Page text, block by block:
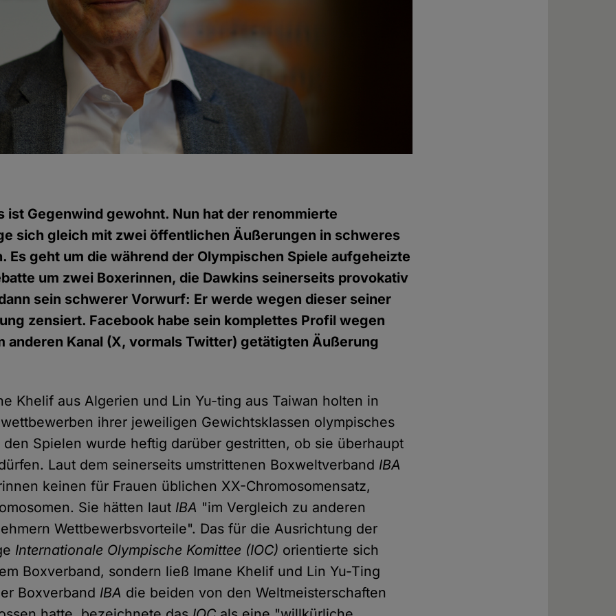
ist Gegenwind gewohnt. Nun hat der renommierte
sich gleich mit zwei öffentlichen Äußerungen in schweres
Es geht um die während der Olympischen Spiele aufgeheizte
um zwei Boxerinnen, die Dawkins seinerseits provokativ
sein schwerer Vorwurf: Er werde wegen dieser seiner
zensiert. Facebook habe sein komplettes Profil wegen
anderen Kanal (X, vormals Twitter) getätigten Äußerung
Khelif aus Algerien und Lin Yu-ting aus Taiwan holten in
ihrer jeweiligen Gewichtsklassen olympisches
Spielen wurde heftig darüber gestritten, ob sie überhaupt
Laut dem seinerseits umstrittenen Boxweltverband IBA
keinen für Frauen üblichen XX-Chromosomensatz,
Sie hätten laut IBA "im Vergleich zu anderen
Wettbewerbsvorteile". Das für die Ausrichtung der
Internationale Olympische Komittee (IOC) orientierte sich
Boxverband, sondern ließ Imane Khelif und Lin Yu-Ting
Boxverband IBA die beiden von den Weltmeisterschaften